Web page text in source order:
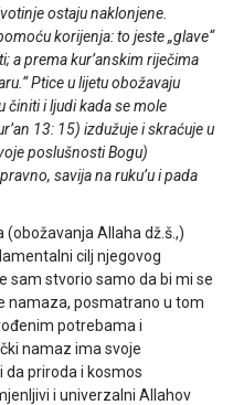
ostaju naklonjene.
korijenja: to jeste „glave“
a prema kur’anskim riječima
Ptice u lijetu obožavaju
činiti i ljudi kada se mole
13: 15) izdužuje i skraćuje u
poslušnosti Bogu)
savija na ruku’u i pada
Allaha dž.š.,)
cilj njegovog
sam stvorio samo da bi mi se
namaza, posmatrano u tom
potrebama i
namaz ima svoje
priroda i kosmos
i univerzalni Allahov